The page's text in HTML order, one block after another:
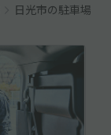
日光市の駐車場